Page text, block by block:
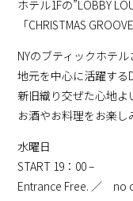
ホテル1Fの”LOBBY
「CHRISTMAS GROOVE
NYのブティックホテ
地元を中心に活躍する
新旧織り交ぜた心地よ
お酒やお料理をお楽し
水曜日
START 19：00 –
Entrance Free. ／ no